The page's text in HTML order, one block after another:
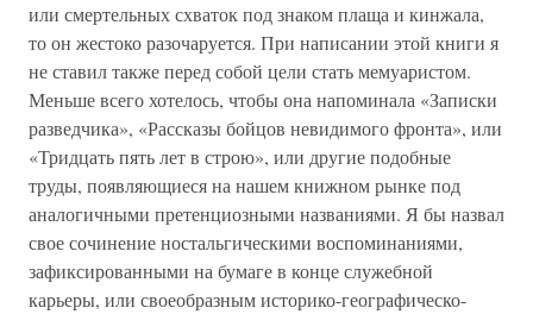
или смертельных схваток под знаком плаща и кинжала,
то он жестоко разочаруется. При написании этой книги я
не ставил также перед собой цели стать мемуаристом.
Меньше всего хотелось, чтобы она напоминала «Записки
разведчика», «Рассказы бойцов невидимого фронта», или
«Тридцать пять лет в строю», или другие подобные
труды, появляющиеся на нашем книжном рынке под
аналогичными претенциозными названиями. Я бы назвал
свое сочинение ностальгическими воспоминаниями,
зафиксированными на бумаге в конце служебной
карьеры, или своеобразным историко-географическо-